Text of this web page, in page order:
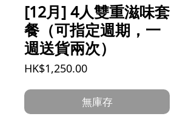
[12月] 4人雙重滋味套
餐（可指定週期，一
週送貨兩次）
HK$1,250.00價
無庫存